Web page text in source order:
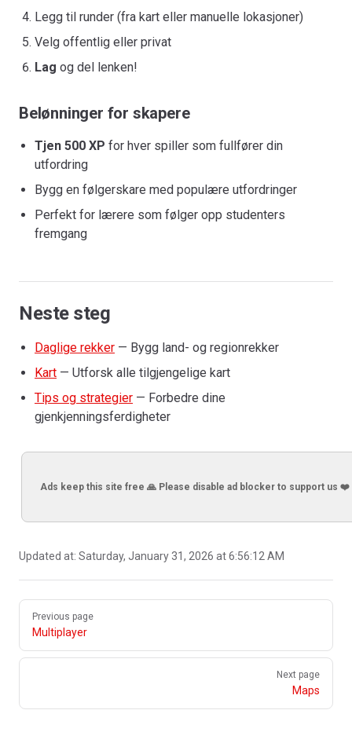
Legg til runder (fra kart eller manuelle lokasjoner)
Velg offentlig eller privat
Lag og del lenken!
Belønninger for skapere
Tjen 500 XP for hver spiller som fullfører din
utfordring
Bygg en følgerskare med populære utfordringer
Perfekt for lærere som følger opp studenters
fremgang
Neste steg
Daglige rekker — Bygg land- og regionrekker
Kart — Utforsk alle tilgjengelige kart
Tips og strategier — Forbedre dine
gjenkjenningsferdigheter
Ads keep this site free 🙏 Please disable ad blocker to support us ❤️
Updated at: Saturday, January 31, 2026 at 6:56:12 AM
Pager
Previous page
Multiplayer
Next page
Maps